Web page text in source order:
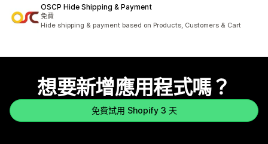
OSCP Hide Shipping & Payment
免費
Hide shipping & payment based on Products, Customers & Cart
想要新增應用程式嗎？
免費試用 Shopify 3 天